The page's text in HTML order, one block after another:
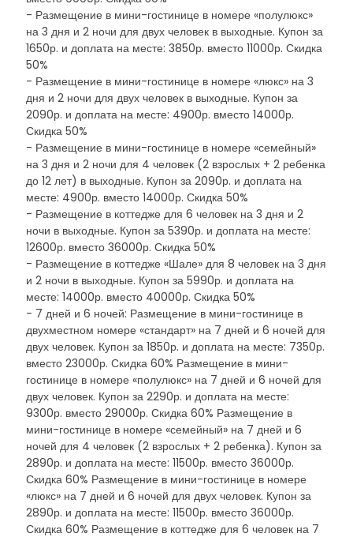
- Размещение в мини-гостинице в номере «полулюкс»
на 3 дня и 2 ночи для двух человек в выходные. Купон за
1650р. и доплата на месте: 3850р. вместо 11000р. Скидка
50%
- Размещение в мини-гостинице в номере «люкс» на 3
дня и 2 ночи для двух человек в выходные. Купон за
2090р. и доплата на месте: 4900р. вместо 14000р.
Скидка 50%
- Размещение в мини-гостинице в номере «семейный»
на 3 дня и 2 ночи для 4 человек (2 взрослых + 2 ребенка
до 12 лет) в выходные. Купон за 2090р. и доплата на
месте: 4900р. вместо 14000р. Скидка 50%
- Размещение в коттедже для 6 человек на 3 дня и 2
ночи в выходные. Купон за 5390р. и доплата на месте:
12600р. вместо 36000р. Скидка 50%
- Размещение в коттедже «Шале» для 8 человек на 3 дня
и 2 ночи в выходные. Купон за 5990р. и доплата на
месте: 14000р. вместо 40000р. Скидка 50%
- 7 дней и 6 ночей: Размещение в мини-гостинице в
двухместном номере «стандарт» на 7 дней и 6 ночей для
двух человек. Купон за 1850р. и доплата на месте: 7350р.
вместо 23000р. Скидка 60% Размещение в мини-
гостинице в номере «полулюкс» на 7 дней и 6 ночей для
двух человек. Купон за 2290р. и доплата на месте:
9300р. вместо 29000р. Скидка 60% Размещение в
мини-гостинице в номере «семейный» на 7 дней и 6
ночей для 4 человек (2 взрослых + 2 ребенка). Купон за
2890р. и доплата на месте: 11500р. вместо 36000р.
Скидка 60% Размещение в мини-гостинице в номере
«люкс» на 7 дней и 6 ночей для двух человек. Купон за
2890р. и доплата на месте: 11500р. вместо 36000р.
Скидка 60% Размещение в коттедже для 6 человек на 7